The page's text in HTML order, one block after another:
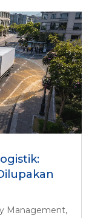
Management,